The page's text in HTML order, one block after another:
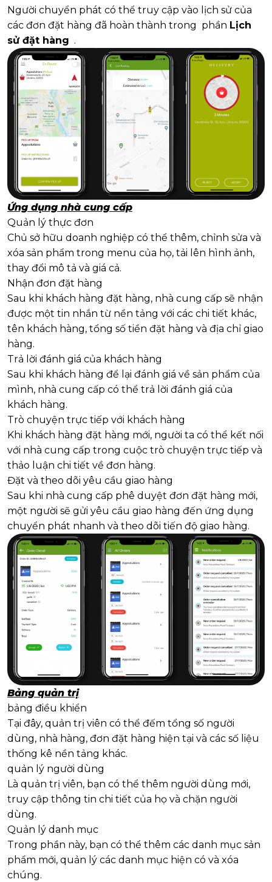
Người chuyển phát có thể truy cập vào lịch sử của
các đơn đặt hàng đã hoàn thành trong phần Lịch
sử đặt hàng .
Ứng dụng nhà cung cấp
Quản lý thực đơn
Chủ sở hữu doanh nghiệp có thể thêm, chỉnh sửa và
xóa sản phẩm trong menu của họ, tải lên hình ảnh,
thay đổi mô tả và giá cả.
Nhận đơn đặt hàng
Sau khi khách hàng đặt hàng, nhà cung cấp sẽ nhận
được một tin nhắn từ nền tảng với các chi tiết khác,
tên khách hàng, tổng số tiền đặt hàng và địa chỉ giao
hàng.
Trả lời đánh giá của khách hàng
Sau khi khách hàng để lại đánh giá về sản phẩm của
mình, nhà cung cấp có thể trả lời đánh giá của
khách hàng.
Trò chuyện trực tiếp với khách hàng
Khi khách hàng đặt hàng mới, người ta có thể kết nối
với nhà cung cấp trong cuộc trò chuyện trực tiếp và
thảo luận chi tiết về đơn hàng.
Đặt và theo dõi yêu cầu giao hàng
Sau khi nhà cung cấp phê duyệt đơn đặt hàng mới,
một người sẽ gửi yêu cầu giao hàng đến ứng dụng
chuyển phát nhanh và theo dõi tiến độ giao hàng.
Bảng quản trị
bảng điều khiển
Tại đây, quản trị viên có thể đếm tổng số người
dùng, nhà hàng, đơn đặt hàng hiện tại và các số liệu
thống kê nền tảng khác.
quản lý người dùng
Là quản trị viên, bạn có thể thêm người dùng mới,
truy cập thông tin chi tiết của họ và chặn người
dùng.
Quản lý danh mục
Trong phần này, bạn có thể thêm các danh mục sản
phẩm mới, quản lý các danh mục hiện có và xóa
chúng.